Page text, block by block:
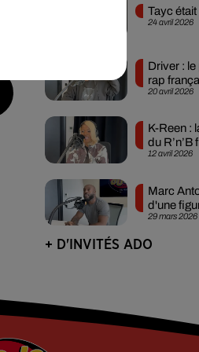
24 avril 2026
Tayc
20 avril 2026
Driver :
rap
12 avril 2026
K-Reen :
du R’n’B
29 mars 2026
Marc
d'une
+ D'INVITÉS ADO